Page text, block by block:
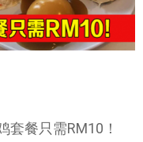
套餐只需RM10！